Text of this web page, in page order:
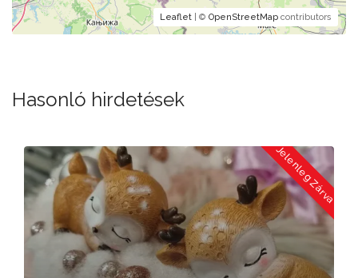
Leaflet | © OpenStreetMap contributors
Hasonló hirdetések
Jelenleg Zárva